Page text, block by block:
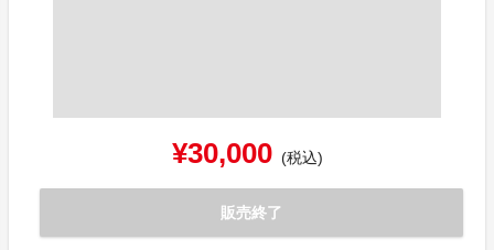
¥30,000 (税込)
販売終了